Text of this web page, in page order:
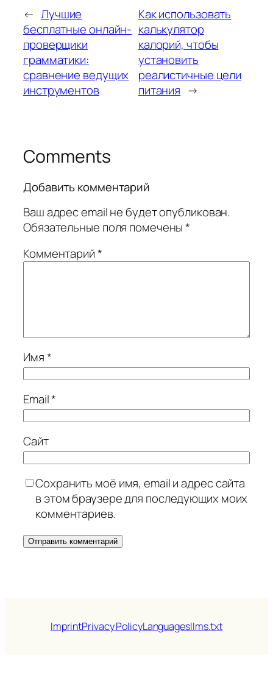
← Лучшие
бесплатные онлайн-
проверщики
грамматики:
сравнение ведущих
инструментов
Как использовать
калькулятор
калорий, чтобы
установить
реалистичные цели
питания →
Comments
Добавить комментарий
Ваш адрес email не будет опубликован.
Обязательные поля помечены*
Комментарий*
Имя*
Email*
Сайт
Сохранить моё имя, email и адрес сайта
в этом браузере для последующих моих
комментариев.
ImprintPrivacy PolicyLanguagesllms.txt